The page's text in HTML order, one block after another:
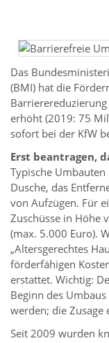
Das
(BMI) hat die
erhöht (2019: 75
sofort bei der KfW
Erst beantragen,
Typische
Dusche, das
von Aufzügen. Für
Zuschüsse in Höhe
(max. 5.000 Euro).
„Altersgerechtes
förderfähigen
erstattet. Wichtig:
Beginn des
werden; die
Seit 2009 wurden